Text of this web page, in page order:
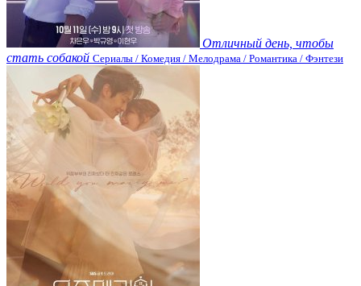
Отличный день, чтобы
стать собакой Сериалы / Комедия / Мелодрама / Романтика / Фэнтези